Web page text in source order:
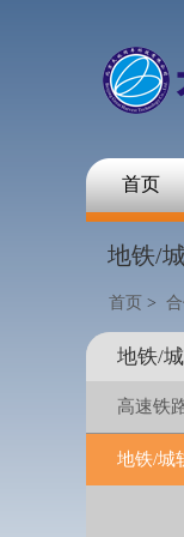
首页
地铁/
首页 >
地铁/
高速铁
地铁/城